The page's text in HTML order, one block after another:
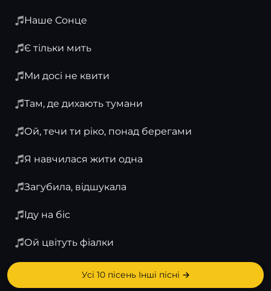
Наше Сонце
Є тільки мить
Ми досі не квити
Там, де дихають тумани
Ой, течи ти ріко, понад берегами
Я навчилася жити одна
Загубила, відшукала
Іду на біс
Ой цвітуть фіалки
Усі 10 пісень Інші пісні →